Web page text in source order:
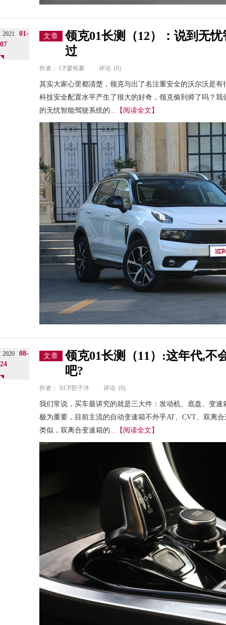
2021
01-
07
文章
领克01长测（12）：说到无
过
作者： CP廖裕豪 评论 (0)
其实大家心里都清楚，领克与出了名注重安全的沃尔沃是
科技安全配置水平产生了很大的好奇，领克偷到师了吗？
的无忧智能驾驶系统的... 【阅读全文】
2020
08-
24
文章
领克01长测（11）:这年代,不
吧?
作者： XCP郭子洋 评论 (0)
我们常说，买车最讲究的就是三大件：发动机、底盘、变
极为重要，目前主流的自动变速箱不外乎AT、CVT、双离
类似，双离合变速箱的... 【阅读全文】